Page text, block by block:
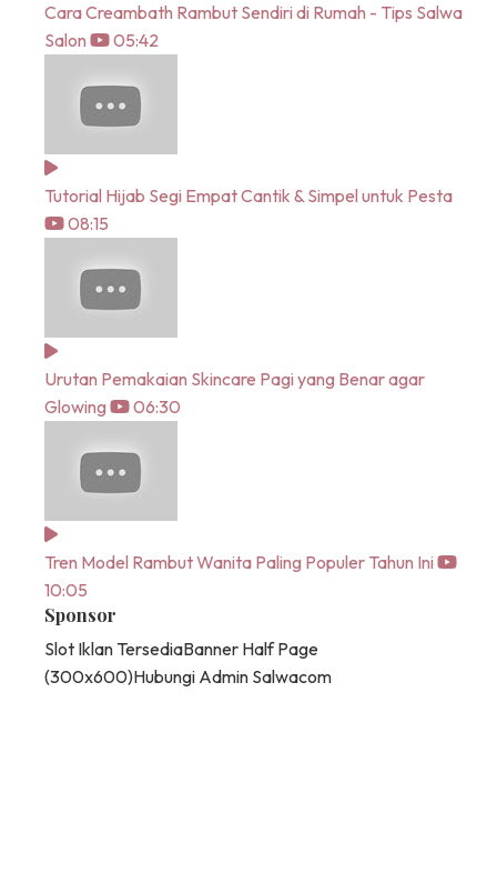
Cara Creambath Rambut Sendiri di Rumah - Tips Salwa
Salon
05:42
Tutorial Hijab Segi Empat Cantik & Simpel untuk Pesta
08:15
Urutan Pemakaian Skincare Pagi yang Benar agar
Glowing
06:30
Tren Model Rambut Wanita Paling Populer Tahun Ini
10:05
Sponsor
Slot Iklan TersediaBanner Half Page
(300x600)Hubungi Admin Salwacom